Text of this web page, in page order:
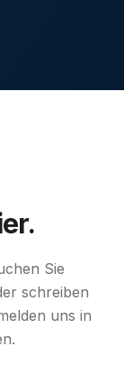
Sie
schreiben
uns in